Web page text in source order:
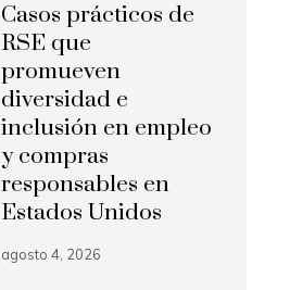
Casos prácticos de
RSE que
promueven
diversidad e
inclusión en empleo
y compras
responsables en
Estados Unidos
agosto 4, 2026